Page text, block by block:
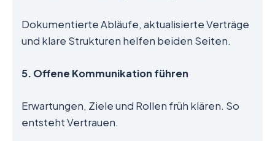
Dokumentierte Abläufe, aktualisierte Verträge
und klare Strukturen helfen beiden Seiten.
5. Offene Kommunikation führen
Erwartungen, Ziele und Rollen früh klären. So
entsteht Vertrauen.